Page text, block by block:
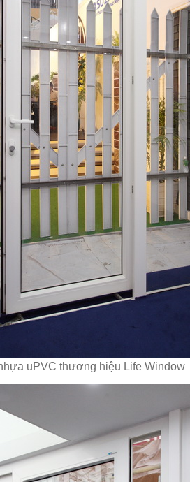
uPVC thương hiệu Life Window